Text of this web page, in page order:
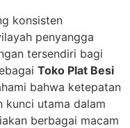
konsisten
penyangga
tersendiri bagi
Toko Plat Besi
bahwa ketepatan
kunci utama dalam
berbagai macam